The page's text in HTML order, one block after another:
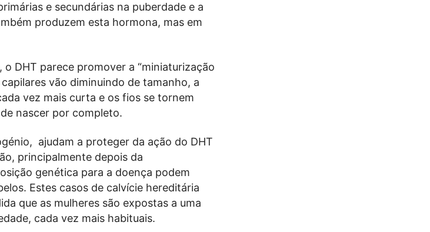
e secundárias na puberdade e a
produzem esta hormona, mas em
DHT parece promover a “miniaturização
vão diminuindo de tamanho, a
vez mais curta e os fios se tornem
nascer por completo.
ajudam a proteger da ação do DHT
principalmente depois da
genética para a doença podem
Estes casos de calvície hereditária
que as mulheres são expostas a uma
cada vez mais habituais.